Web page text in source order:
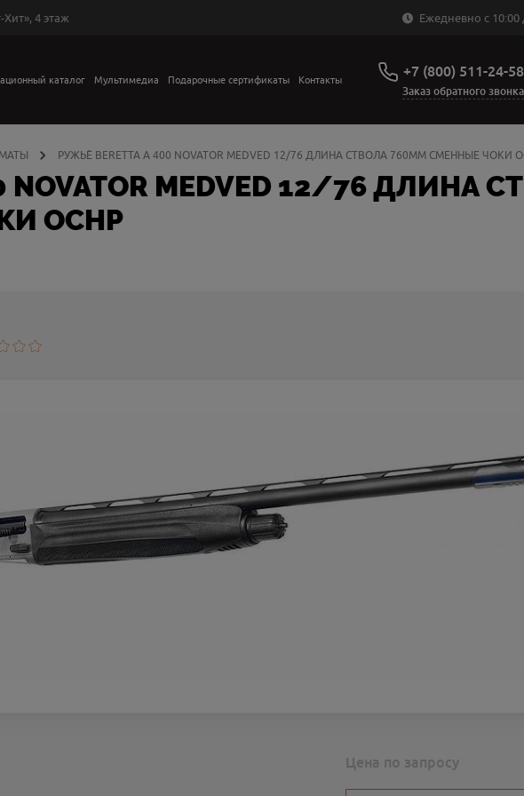
4 этаж Ежедневно с 10:00
каталог Мультимедиа Подарочные сертификаты Контакты +7 (800) 511-24-58
Заказ обратного звонка
РУЖЬЁ BERETTA A 400 NOVATOR MEDVED 12/76 ДЛИНА СТВОЛА 760ММ СМЕННЫЕ ЧОКИ
NOVATOR MEDVED 12/76 ДЛИНА
OCHP
Цена по запросу